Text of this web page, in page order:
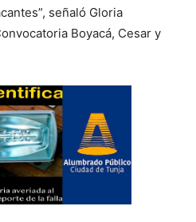
señaló Gloria
Boyacá, Cesar y